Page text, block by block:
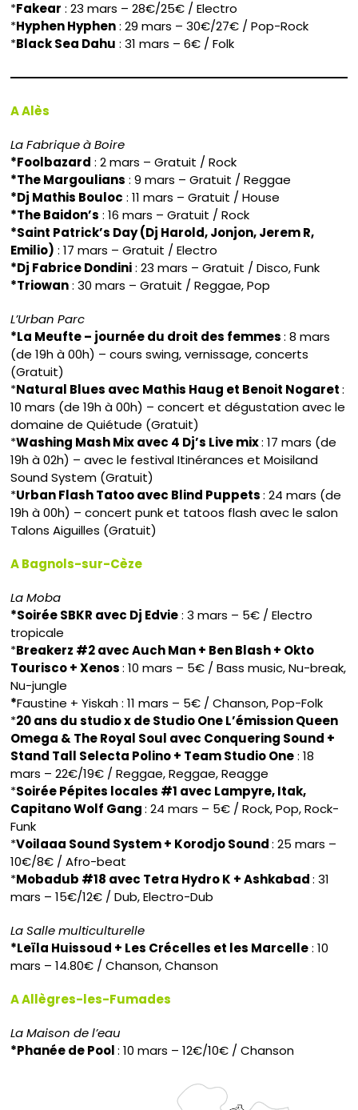
*Fakear : 23 mars – 28€/25€ / Electro
*Hyphen Hyphen: 29 mars – 30€/27€ / Pop-Rock
*Black Sea Dahu : 31 mars – 6€ / Folk
A Alès
La Fabrique à Boire
*Foolbazard : 2 mars – Gratuit / Rock
*The Margoulians : 9 mars – Gratuit / Reggae
*Dj Mathis Bouloc : 11 mars – Gratuit / House
*The Baidon’s : 16 mars – Gratuit / Rock
*Saint Patrick’s Day (Dj Harold, Jonjon, Jerem R,
Emilio) : 17 mars – Gratuit / Electro
*Dj Fabrice Dondini: 23 mars – Gratuit / Disco, Funk
*Triowan: 30 mars – Gratuit / Reggae, Pop
L’Urban Parc
*La Meufte – journée du droit des femmes: 8 mars
(de 19h à 00h) – cours swing, vernissage, concerts
(Gratuit)
*Natural Blues avec Mathis Haug et Benoit Nogaret:
10 mars (de 19h à 00h) – concert et dégustation avec le
domaine de Quiétude (Gratuit)
*Washing Mash Mix avec 4 Dj’s Live mix: 17 mars (de
19h à 02h) – avec le festival Itinérances et Moisiland
Sound System (Gratuit)
*Urban Flash Tatoo avec Blind Puppets: 24 mars (de
19h à 00h) – concert punk et tatoos flash avec le salon
Talons Aiguilles (Gratuit)
A Bagnols-sur-Cèze
La Moba
*Soirée SBKR avec Dj Edvie: 3 mars – 5€ / Electro
tropicale
*Breakerz #2 avec Auch Man + Ben Blash + Okto
Tourisco + Xenos: 10 mars – 5€ / Bass music, Nu-break,
Nu-jungle
*Faustine + Yiskah : 11 mars – 5€ / Chanson, Pop-Folk
*20 ans du studio x de Studio One L’émission Queen
Omega & The Royal Soul avec Conquering Sound +
Stand Tall Selecta Polino + Team Studio One: 18
mars – 22€/19€ / Reggae, Reggae, Reagge
*Soirée Pépites locales #1 avec Lampyre, Itak,
Capitano Wolf Gang: 24 mars – 5€ / Rock, Pop, Rock-
Funk
*Voilaaa Sound System + Korodjo Sound: 25 mars –
10€/8€ / Afro-beat
*Mobadub #18 avec Tetra Hydro K + Ashkabad: 31
mars – 15€/12€ / Dub, Electro-Dub
La Salle multiculturelle
*Leïla Huissoud + Les Crécelles et les Marcelle: 10
mars – 14.80€ / Chanson, Chanson
A Allègres-les-Fumades
La Maison de l’eau
*Phanée de Pool: 10 mars – 12€/10€ / Chanson